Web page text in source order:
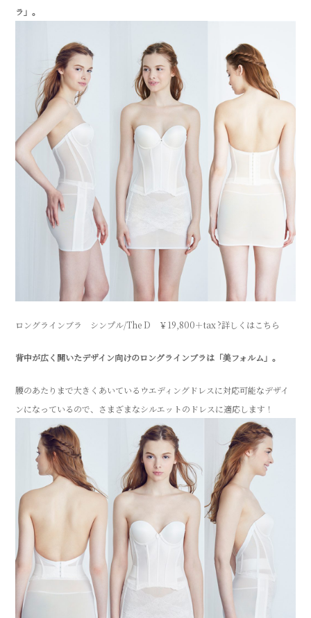
ラ」。
ロングラインブラ シンプル/The D ￥19,800＋tax?詳しくはこちら
背中が広く開いたデザイン向けのロングラインブラは「美フォルム」。
腰のあたりまで大きくあいているウエディングドレスに対応可能なデザイ
ンになっているので、さまざまなシルエットのドレスに適応します！